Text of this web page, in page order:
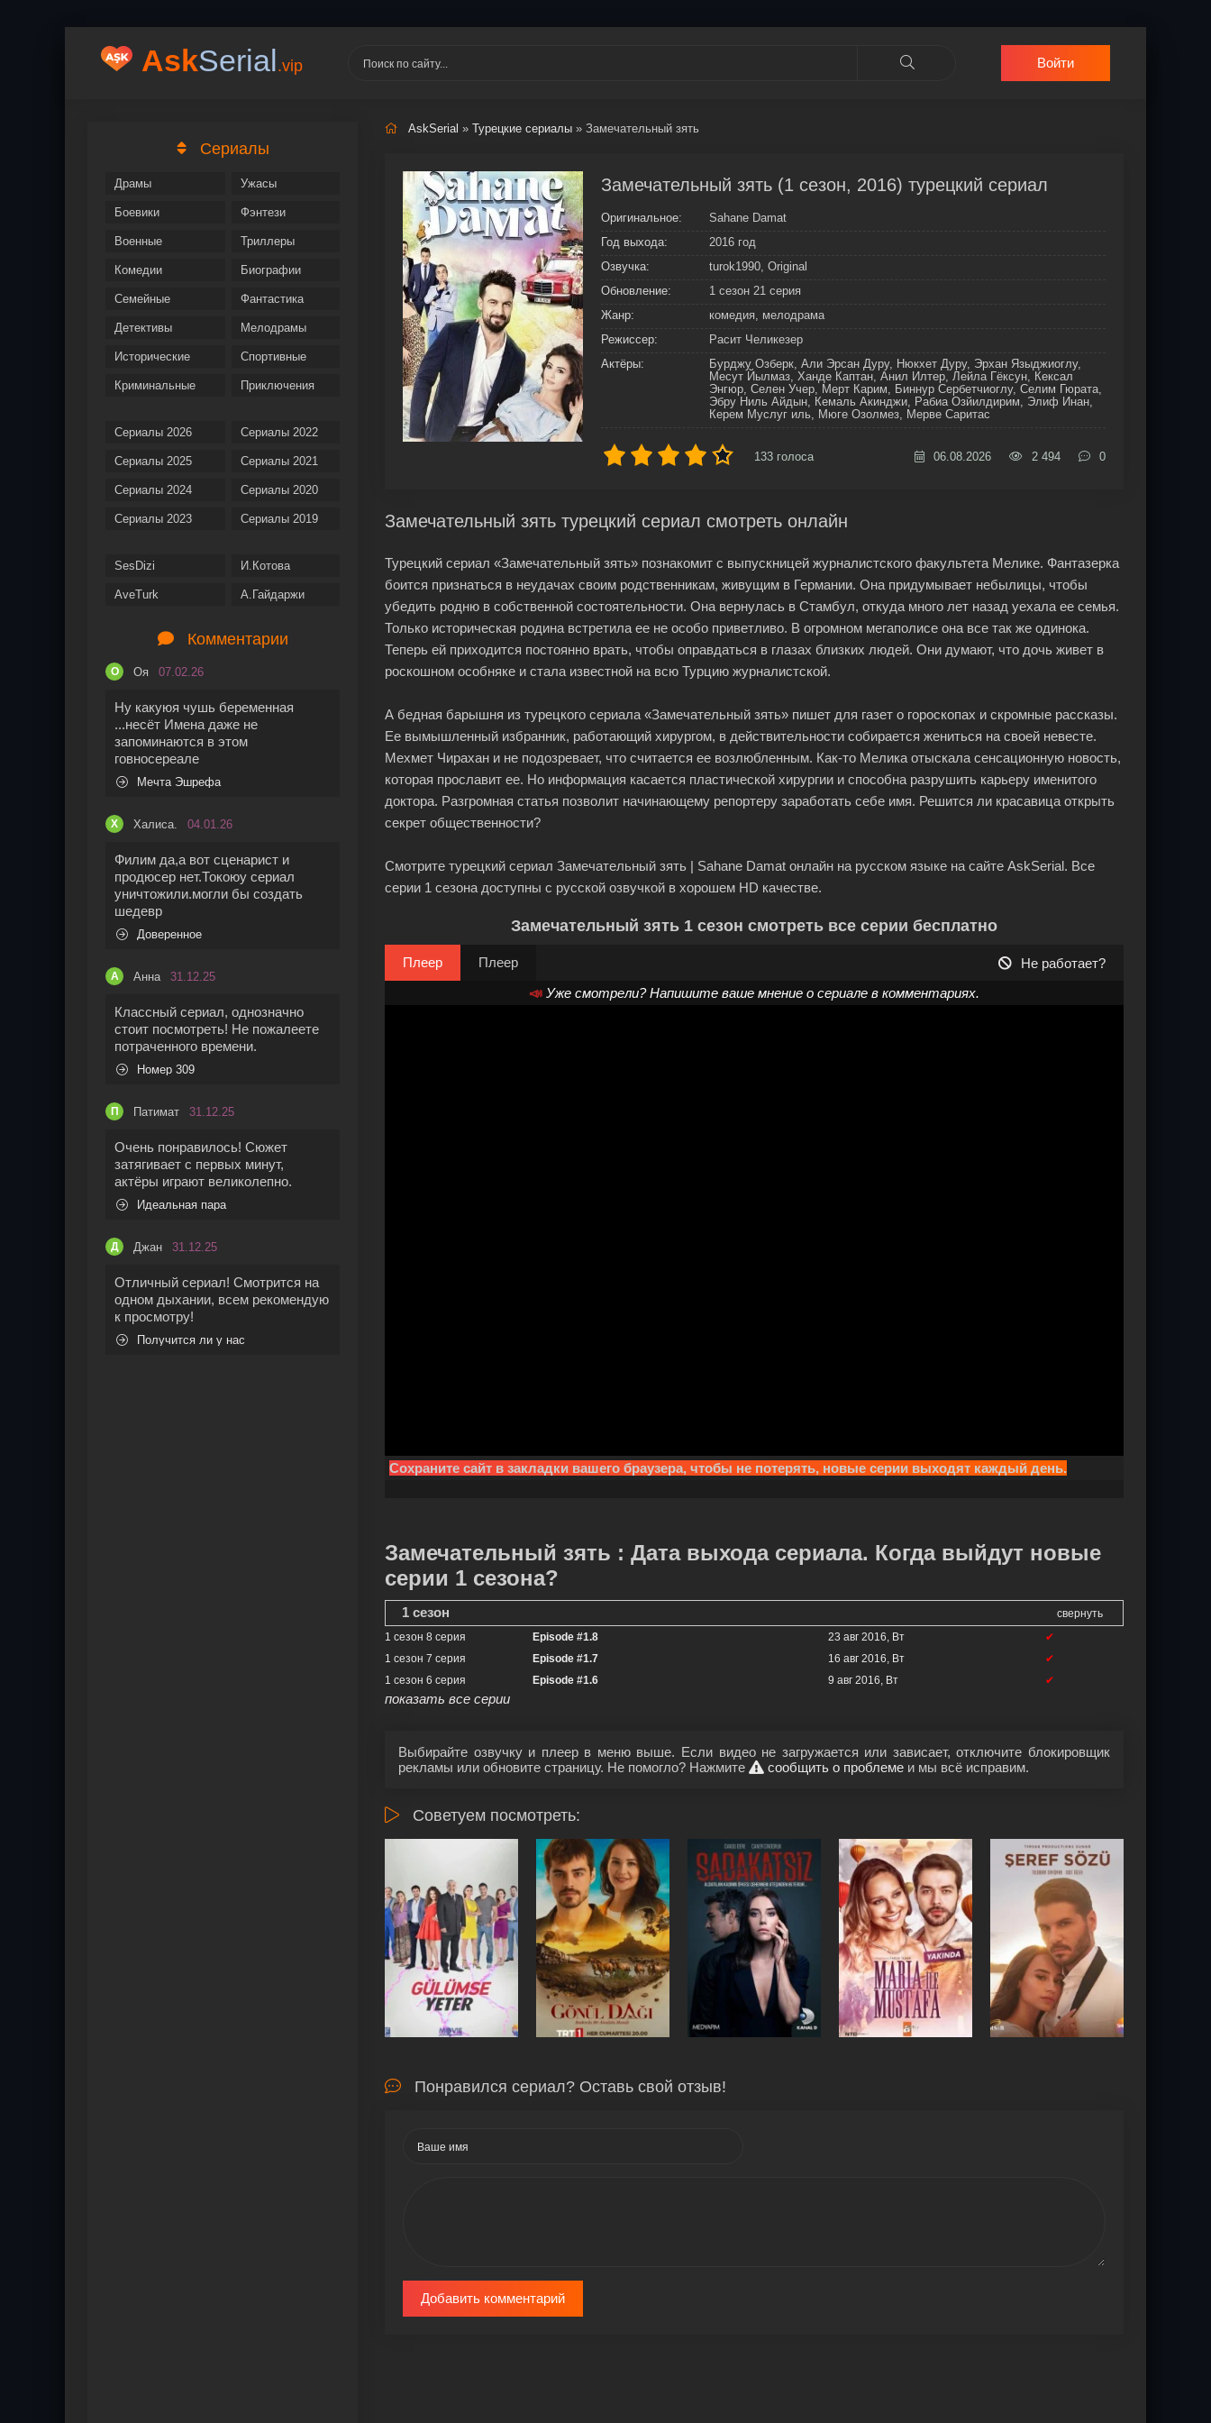
AskSerial.vip Войти
Сериалы
Драмы
Боевики
Военные
Комедии
Семейные
Детективы
Исторические
Криминальные
Ужасы
Фэнтези
Триллеры
Биографии
Фантастика
Мелодрамы
Спортивные
Приключения
Сериалы 2026
Сериалы 2025
Сериалы 2024
Сериалы 2023
Сериалы 2022
Сериалы 2021
Сериалы 2020
Сериалы 2019
SesDizi
AveTurk
И.Котова
А.Гайдаржи
Комментарии
О Оя 07.02.26
Ну какуюя чушь беременная
...несёт Имена даже не
запоминаются в этом
говносереале
Мечта Эшрефа
Х Халиса. 04.01.26
Филим да,а вот сценарист и
продюсер нет.Токоюу сериал
уничтожили.могли бы создать
шедевр
Доверенное
А Анна 31.12.25
Классный сериал, однозначно
стоит посмотреть! Не пожалеете
потраченного времени.
Номер 309
П Патимат 31.12.25
Очень понравилось! Сюжет
затягивает с первых минут,
актёры играют великолепно.
Идеальная пара
Д Джан 31.12.25
Отличный сериал! Смотрится на
одном дыхании, всем рекомендую
к просмотру!
Получится ли у нас
AskSerial » Турецкие сериалы » Замечательный зять
Замечательный зять (1 сезон, 2016) турецкий сериал
Оригинальное:
Sahane Damat
Год выхода:
2016 год
Озвучка:
turok1990, Original
Обновление:
1 сезон 21 серия
Жанр:
комедия, мелодрама
Режиссер:
Расит Челикезер
Актёры:
Бурджу Озберк, Али Эрсан Дуру, Нюкхет Дуру, Эрхан Языджиоглу,
Месут Йылмаз, Ханде Каптан, Анил Илтер, Лейла Гёксун, Кексал
Энгюр, Селен Учер, Мерт Карим, Биннур Сербетчиоглу, Селим Гюрата,
Эбру Ниль Айдын, Кемаль Акинджи, Рабиа Озйилдирим, Элиф Инан,
Керем Муслуг иль, Мюге Озолмез, Мерве Саритас
133 голоса 06.08.2026 2 494 0
Замечательный зять турецкий сериал смотреть онлайн
Турецкий сериал «Замечательный зять» познакомит с выпускницей журналистского факультета Мелике. Фантазерка
боится признаться в неудачах своим родственникам, живущим в Германии. Она придумывает небылицы, чтобы
убедить родню в собственной состоятельности. Она вернулась в Стамбул, откуда много лет назад уехала ее семья.
Только историческая родина встретила ее не особо приветливо. В огромном мегаполисе она все так же одинока.
Теперь ей приходится постоянно врать, чтобы оправдаться в глазах близких людей. Они думают, что дочь живет в
роскошном особняке и стала известной на всю Турцию журналистской.
А бедная барышня из турецкого сериала «Замечательный зять» пишет для газет о гороскопах и скромные рассказы.
Ее вымышленный избранник, работающий хирургом, в действительности собирается жениться на своей невесте.
Мехмет Чирахан и не подозревает, что считается ее возлюбленным. Как-то Мелика отыскала сенсационную новость,
которая прославит ее. Но информация касается пластической хирургии и способна разрушить карьеру именитого
доктора. Разгромная статья позволит начинающему репортеру заработать себе имя. Решится ли красавица открыть
секрет общественности?
Смотрите турецкий сериал Замечательный зять | Sahane Damat онлайн на русском языке на сайте AskSerial. Все
серии 1 сезона доступны с русской озвучкой в хорошем HD качестве.
Замечательный зять 1 сезон смотреть все серии бесплатно
Плеер Плеер
Не работает?
📣 Уже смотрели? Напишите ваше мнение о сериале в комментариях.
Сохраните сайт в закладки вашего браузера, чтобы не потерять, новые серии выходят каждый день.
Замечательный зять : Дата выхода сериала. Когда выйдут новые
серии 1 сезона?
1 сезон
свернуть
1 сезон 8 серия
Episode #1.8 23 авг 2016, Вт
✔
1 сезон 7 серия
Episode #1.7 16 авг 2016, Вт
✔
1 сезон 6 серия
Episode #1.6 9 авг 2016, Вт ✔
показать все серии
Выбирайте озвучку и плеер в меню выше. Если видео не загружается или зависает, отключите блокировщик
рекламы или обновите страницу. Не помогло? Нажмите
сообщить о проблеме и мы всё исправим.
Советуем посмотреть:
Понравился сериал? Оставь свой отзыв!
Добавить комментарий